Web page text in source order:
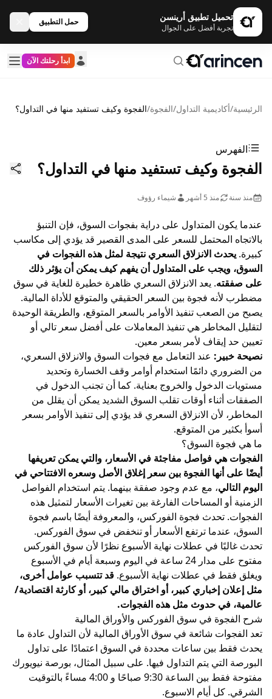
تحميل تطبيق أرينسن
تجربة أفضل على الجوال
حمل التطبيق
ابدأ رحلتك الآن
الرئيسية/أكاديمية التداول/الفجوة/الفجوة وكيف تستفيد منها في التداول؟
الفهرس
الفجوة وكيف تستفيد منها في التداول؟
منذ سنة منذ 5 أشهر شيماء رؤوف
عندما يكون المتداول على دراية بفجوات السوق، فإن التنبؤ
بالاتجاه المحتمل للسعر على المدى القصير قد يؤدي إلى مكاسب
كبيرة. يحدث الانزلاق السعري نتيجة لمثل هذه الفجوات في
السوق، ويجب على المتداول أن يفهم كيف يمكن أن يؤثر ذلك
على صفقته. يعد الانزلاق السعري ظاهرة خطيرة للغاية في سوق
مضطرب لأنه فجوة بين السعر الحقيقي والمتوقع للأداة المالية.
يصبح من الصعب تنفيذ الأوامر بالسعر المتوقع، والطريقة الوحيدة
لتقليل المخاطر هي تنفيذ المعاملات على أفضل سعر تالي أو
تعيين حد إيقاف لأمر بسعر معين.
نصيحة خبير: عند التعامل مع فجوات السوق والانزلاق السعري،
من الضروري دائمًا استخدام أوامر وقف الخسارة وتحديد
مستويات الدخول والخروج بعناية. كما أن تجنب الدخول في
الصفقات أثناء أوقات تقلب السوق الشديد يمكن أن يقلل من
المخاطر، لأن الانزلاق السعري قد يؤدي إلى تنفيذ الأوامر بسعر
أسوأ بكثير من المتوقع.
ما هي فجوة السوق؟
الفجوات هي فواصل مفاجئة في الأسعار، والتي يمكن تعريفها
أيضًا على أنها الفجوة بين سعر إغلاق الأصل وسعره الافتتاحي في
اليوم التالي، مع عدم وجود صفقة بينهما. يتم استخدام الفواصل
الزمنية أو المساحات الفارغة بين تغيرات الأسعار لتمثيل هذه
الفجوات. تحدث فجوة الفوركس، والمعروفة أيضًا باسم فجوة
السوق، عندما ترتفع الأسعار أو تنخفض في سوق الفوركس.
تحدث غالبًا في عطلات نهاية الأسبوع نظرًا لأن سوق الفوركس
مفتوح على مدار 24 ساعة في اليوم وسبعة أيام في الأسبوع
ويغلق فقط في عطلات نهاية الأسبوع. قد تتسبب عوامل أخرى،
مثل إعلان إخباري كبير، أو اختراق مالي كبير، أو كارثة اقتصادية/
عالمية، في حدوث مثل هذه الفجوات.
شرح الفجوة في سوق الفوركس والأوراق المالية
تعد الفجوات شائعة في سوق الأوراق المالية لأن التداول عادة ما
يحدث فقط بين ساعات محددة في السوق اعتمادًا على تداول
البورصة التي يتم التداول فيها. على سبيل المثال، بورصة نيويورك
مفتوحة فقط بين الساعة 9:30 صباحًا و 4:00 مساءً بالتوقيت
الشرقي. كل أيام الاسبوع.